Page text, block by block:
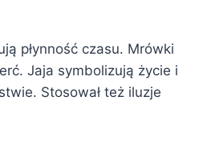
płynność czasu. Mrówki
Jaja symbolizują życie i
Stosował też iluzje